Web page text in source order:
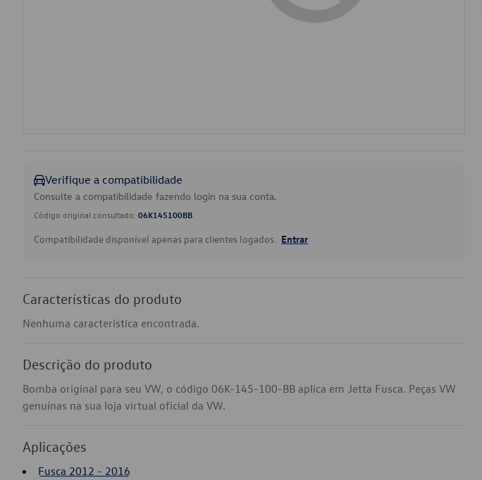
Verifique a compatibilidade
Consulte a compatibilidade fazendo login na sua conta.
Código original consultado: 06K145100BB
Compatibilidade disponível apenas para clientes logados. Entrar
Características do produto
Nenhuma característica encontrada.
Descrição do produto
Bomba original para seu VW, o código 06K-145-100-BB aplica em Jetta Fusca. Peças VW
genuínas na sua loja virtual oficial da VW.
Aplicações
Fusca 2012 - 2016